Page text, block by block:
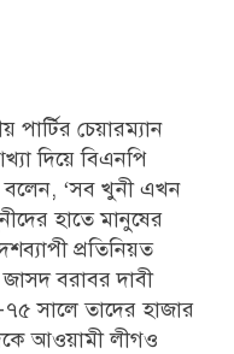
চেয়ারম্যান
দিয়ে বিএনপি
বলেন, ‘সব খুনী এখন
হাতে মানুষের
প্রতিনিয়ত
বরাবর দাবী
সালে তাদের হাজার
আওয়ামী লীগও